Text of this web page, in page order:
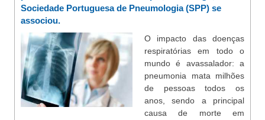
Sociedade Portuguesa de Pneumologia (SPP) se
associou.
O impacto das doenças
respiratórias em todo o
mundo é avassalador: a
pneumonia mata milhões
de pessoas todos os
anos, sendo a principal
causa de morte em